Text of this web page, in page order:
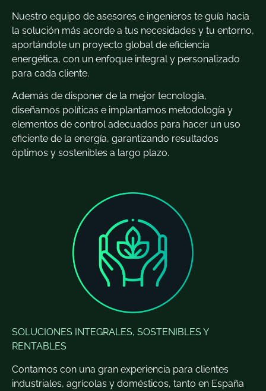
Nuestro equipo de asesores e ingenieros te guía hacia
la solución más acorde a tus necesidades y tu entorno,
aportándote un proyecto global de eficiencia
energética, con un enfoque integral y personalizado
para cada cliente.
Además de disponer de la mejor tecnología,
diseñamos políticas e implantamos metodología y
elementos de control adecuados para hacer un uso
eficiente de la energía, garantizando resultados
óptimos y sostenibles a largo plazo.
SOLUCIONES INTEGRALES, SOSTENIBLES Y
RENTABLES
Contamos con una gran experiencia para clientes
industriales, agrícolas y domésticos, tanto en España